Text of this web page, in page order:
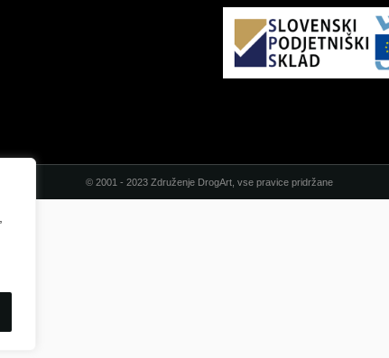
© 2001 - 2023 Združenje DrogArt, vse pravice pridržane